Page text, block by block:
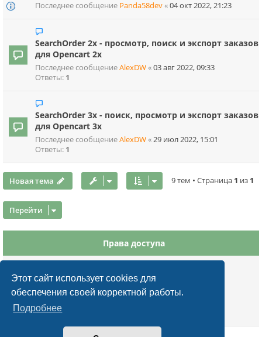
Этот сайт использует cookies для
обеспечения своей корректной работы.
Подробнее
Последнее сообщение Panda58dev«04 окт 2022, 21:23
SearchOrder 2x - просмотр, поиск и экспорт заказов
для Opencart 2x
Последнее сообщениеAlexDW«03 авг 2022, 09:33
Ответы: 1
SearchOrder 3x - поиск, просмотр и экспорт заказов
для Opencart 3x
Последнее сообщениеAlexDW«29 июл 2022, 15:01
Ответы: 1
Новая тема 9 тем • Страница 1 из 1
Перейти
Права доступа
Выне можетеотвечать на сообщения
Выне можетередактировать свои сообщения
Вы
не можете
Выне можете